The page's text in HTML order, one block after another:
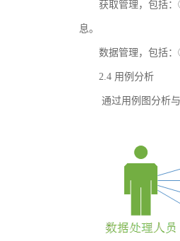
获取管理，包括
息。
数据管理，包括
2.4 用例分析
通过用例图分析